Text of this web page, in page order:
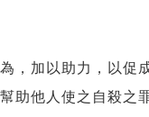
，加以助力，以促
助他人使之自殺之